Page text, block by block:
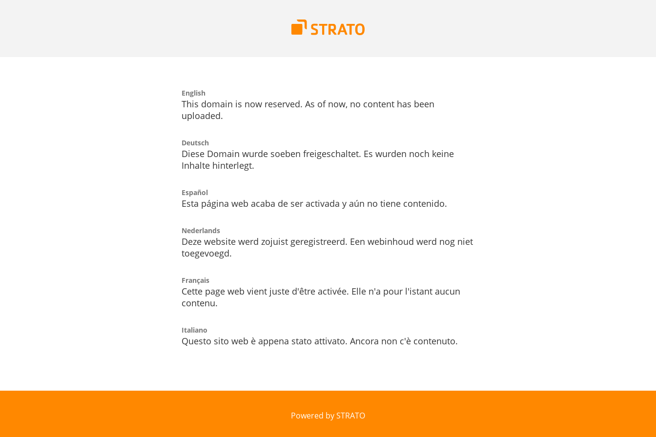
English
This domain is now reserved. As of now, no content has been
uploaded.
Deutsch
Diese Domain wurde soeben freigeschaltet. Es wurden noch keine
Inhalte hinterlegt.
Español
Esta página web acaba de ser activada y aún no tiene contenido.
Nederlands
Deze website werd zojuist geregistreerd. Een webinhoud werd nog niet
toegevoegd.
Français
Cette page web vient juste d'être activée. Elle n'a pour l'istant aucun
contenu.
Italiano
Questo sito web è appena stato attivato. Ancora non c'è contenuto.
Powered by STRATO